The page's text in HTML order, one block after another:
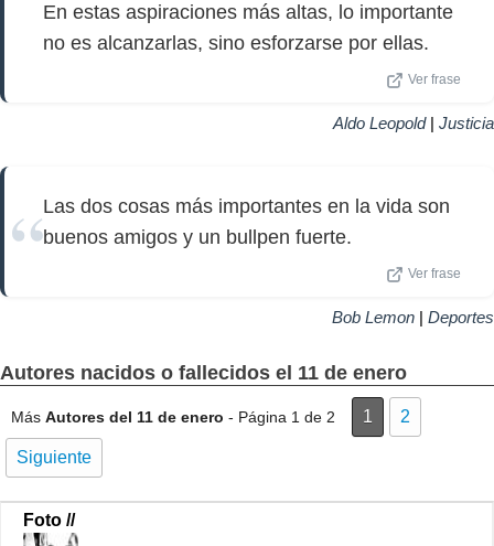
En estas aspiraciones más altas, lo importante
no es alcanzarlas, sino esforzarse por ellas.
Ver frase
Aldo Leopold| Justicia
Las dos cosas más importantes en la vida son
buenos amigos y un bullpen fuerte.
Ver frase
Bob Lemon | Deportes
Autores nacidos o fallecidos el 11 de enero
Más Autores del 11 de enero - Página 1 de 2 1 2
Siguiente